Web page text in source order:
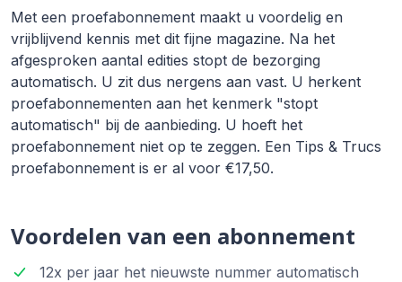
Met een proefabonnement maakt u voordelig en
vrijblijvend kennis met dit fijne magazine. Na het
afgesproken aantal edities stopt de bezorging
automatisch. U zit dus nergens aan vast. U herkent
proefabonnementen aan het kenmerk "stopt
automatisch" bij de aanbieding. U hoeft het
proefabonnement niet op te zeggen. Een Tips & Trucs
proefabonnement is er al voor €17,50.
Voordelen van een abonnement
12x per jaar het nieuwste nummer automatisch